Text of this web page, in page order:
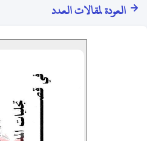
العودة لمقالات العدد